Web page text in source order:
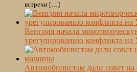
встречи […]
Венгрия начала
урегулированию конфликта на
Автомобилистам дали совет